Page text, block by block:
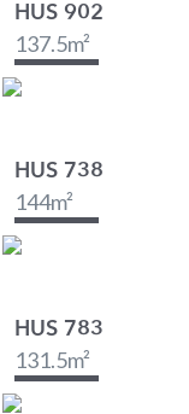
HUS 902
137.5m²
HUS 738
144m²
HUS 783
131.5m²